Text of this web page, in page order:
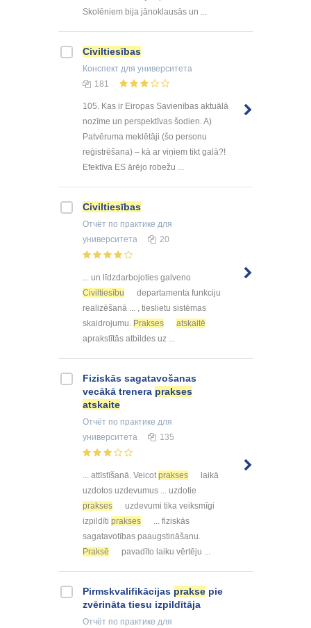
Skolēniem bija jānoklausās un ...
Civiltiesības
Конспект для университета
181
105. Kas ir Eiropas Savienības aktuālā
nozīme un perspektīvas šodien. A)
Patvēruma meklētāji (šo personu
reģistrēšana) – kā ar viņiem tikt galā?!
Efektīva ES ārējo robežu ...
Civiltiesības
Отчёт по практике для
университета
20
... un līdzdarbojoties galveno
Civiltiesību
departamenta funkciju
realizēšanā ... , tieslietu sistēmas
skaidrojumu. Prakses
atskaitē
aprakstītās atbildes uz ...
Fiziskās sagatavošanas
vecākā trenera prakses
atskaite
Отчёт по практике для
университета
135
... attīstīšanā. Veicotprakses
laikā
uzdotos uzdevumus ... uzdotie
prakses
uzdevumi tika veiksmīgi
izpildīti prakses
... fiziskās
sagatavotības paaugstināšanu.
Praksē
pavadīto laiku vērtēju ...
Pirmskvalifikācijas prakse pie
zvērināta tiesu izpildītāja
Отчёт по практике для